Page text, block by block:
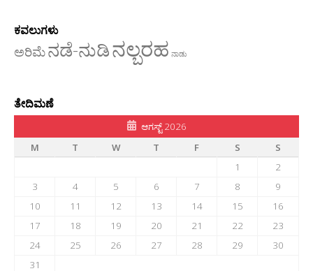
ಕವಲುಗಳು
ಅರಿಮೆನಡೆ-ನುಡಿನಲ್ಬರಹ ನಾಡು
ತೇದಿಮಣೆ
ಆಗಸ್ಟ್ 2026
M
T W T F S
S
1
2
3
4 5 6 7 8
9
10
11 12 13 14 15
16
17
18 19 20 21 22
23
24
25 26 27 28 29
30
31